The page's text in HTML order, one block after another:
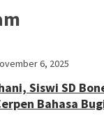
6, 2025
Siswi SD
Bahasa